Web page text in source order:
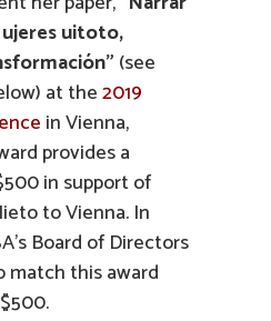
uitoto,
(see
at the2019
in Vienna,
provides a
in support of
to Vienna. In
Board of Directors
match this award